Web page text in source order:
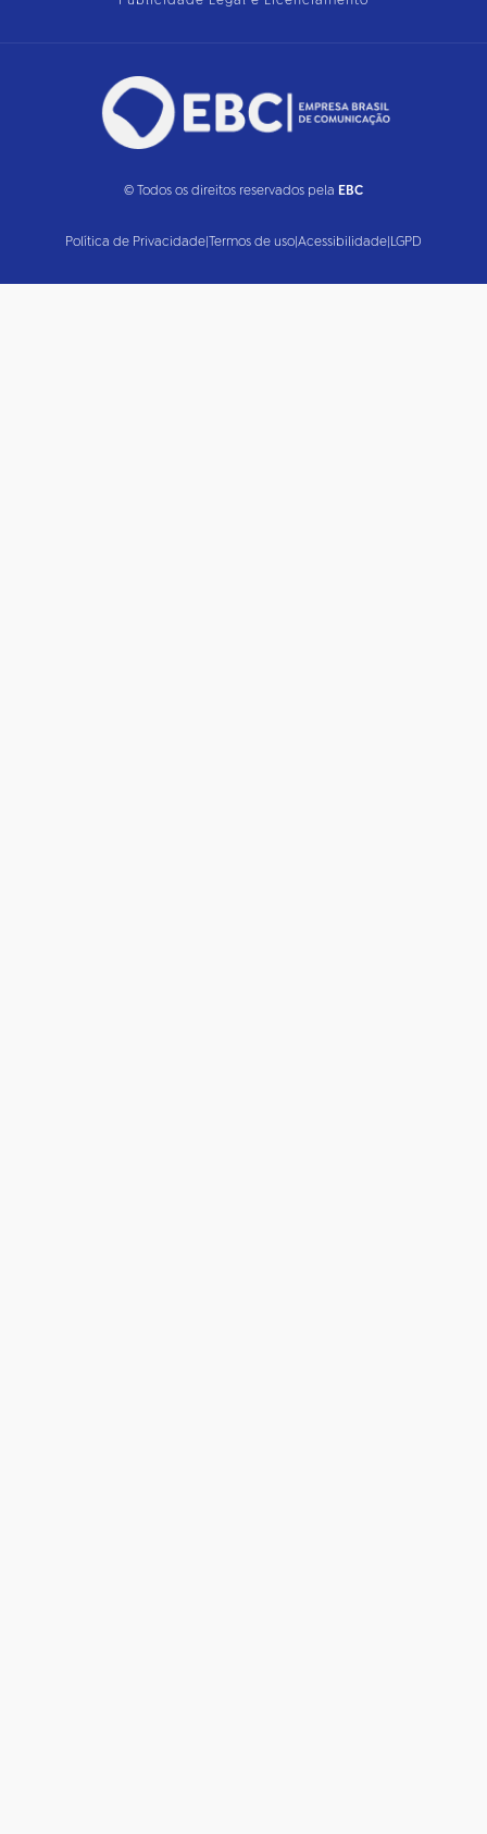
© Todos os direitos reservados pela EBC
Política de Privacidade|Termos de uso|Acessibilidade|LGPD